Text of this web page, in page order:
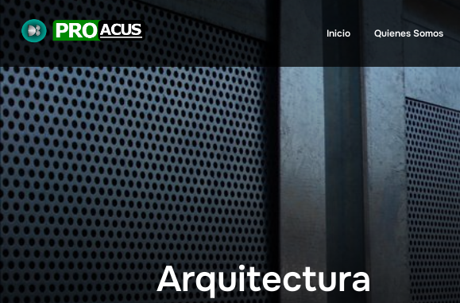
Inicio Quienes Somos
Arquitectura